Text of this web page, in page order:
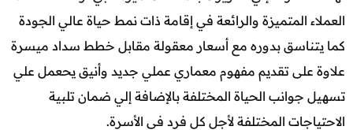
العملاء المتميزة والرائعة في إقامة ذات نمط حياة عالي الجودة
كما يتناسق بدوره مع أسعار معقولة مقابل خطط سداد ميسرة
علاوة على تقديم مفهوم معماري عملي جديد وأنيق يحعمل علي
تسهيل جوانب الحياة المختلفة بالإضافة إلي ضمان تلبية
الاحتياجات المختلفة لأجل كل فرد في الأسرة.